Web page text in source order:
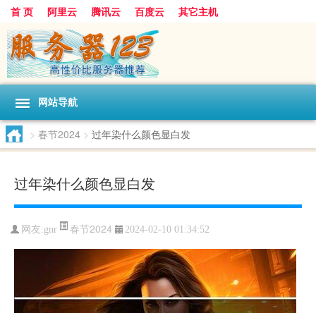
首 页 阿里云 腾讯云 百度云 其它主机
网站导航
> 春节2024 > 过年染什么颜色显白发
过年染什么颜色显白发
网友:gnr 春节2024 2024-02-10 01:34:52